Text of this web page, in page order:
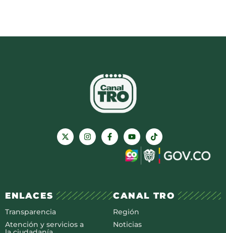
ENLACES
Transparencia
Atención y servicios a
CANAL TRO
Región
Noticias